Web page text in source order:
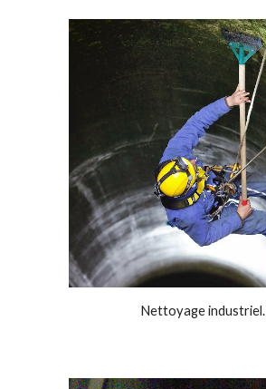
Nettoyage industriel.